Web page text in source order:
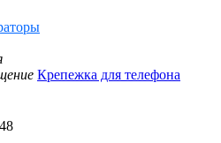
Крепежка для телефона